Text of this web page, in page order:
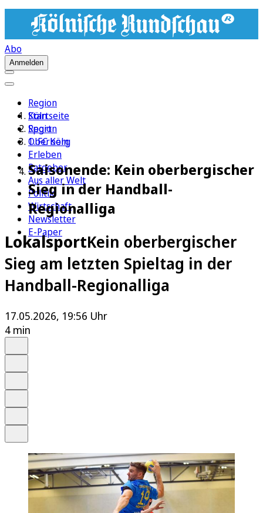
Abo
Anmelden
Region
Köln
Sport
1. FC Köln
Erleben
Ratgeber
Aus aller Welt
Politik
Wirtschaft
Newsletter
E-Paper
Startseite
Region
Oberberg
Saisonende: Kein oberbergischer
Sieg in der Handball-
Regionalliga
LokalsportKein oberbergischer
Sieg am letzten Spieltag in der
Handball-Regionalliga
17.05.2026, 19:56 Uhr
4 min